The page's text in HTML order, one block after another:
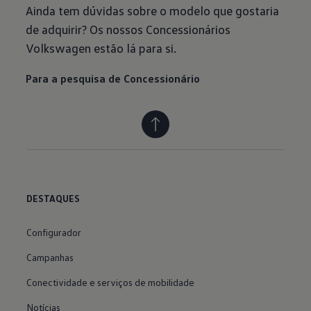
Ainda tem dúvidas sobre o modelo que gostaria
de adquirir? Os nossos Concessionários
Volkswagen estão lá para si.
Para a pesquisa de Concessionário
DESTAQUES
Configurador
Campanhas
Conectividade e serviços de mobilidade
Notícias